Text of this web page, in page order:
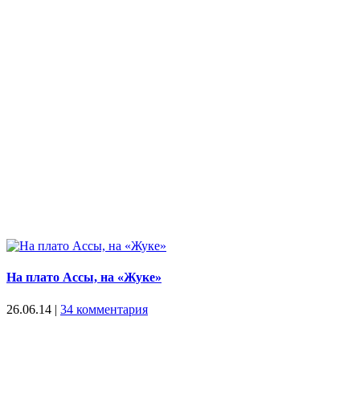
На плато Ассы, на «Жуке»
26.06.14 | 34 комментария